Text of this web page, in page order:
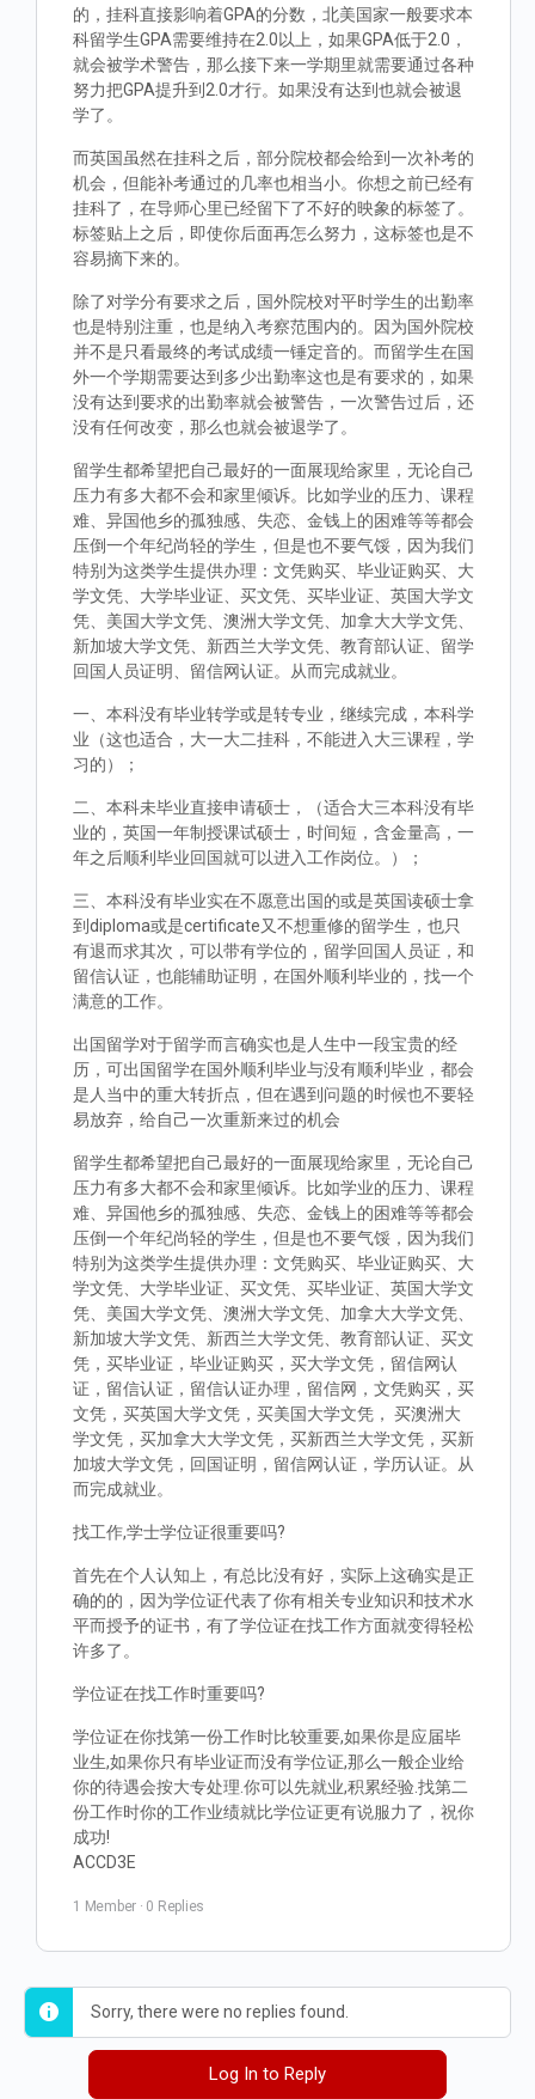
的，挂科直接影响着GPA的分数，北美国家一般要求本
科留学生GPA需要维持在2.0以上，如果GPA低于2.0，
就会被学术警告，那么接下来一学期里就需要通过各种
努力把GPA提升到2.0才行。如果没有达到也就会被退
学了。
而英国虽然在挂科之后，部分院校都会给到一次补考的
机会，但能补考通过的几率也相当小。你想之前已经有
挂科了，在导师心里已经留下了不好的映象的标签了。
标签贴上之后，即使你后面再怎么努力，这标签也是不
容易摘下来的。
除了对学分有要求之后，国外院校对平时学生的出勤率
也是特别注重，也是纳入考察范围内的。因为国外院校
并不是只看最终的考试成绩一锤定音的。而留学生在国
外一个学期需要达到多少出勤率这也是有要求的，如果
没有达到要求的出勤率就会被警告，一次警告过后，还
没有任何改变，那么也就会被退学了。
留学生都希望把自己最好的一面展现给家里，无论自己
压力有多大都不会和家里倾诉。比如学业的压力、课程
难、异国他乡的孤独感、失恋、金钱上的困难等等都会
压倒一个年纪尚轻的学生，但是也不要气馁，因为我们
特别为这类学生提供办理：文凭购买、毕业证购买、大
学文凭、大学毕业证、买文凭、买毕业证、英国大学文
凭、美国大学文凭、澳洲大学文凭、加拿大大学文凭、
新加坡大学文凭、新西兰大学文凭、教育部认证、留学
回国人员证明、留信网认证。从而完成就业。
一、本科没有毕业转学或是转专业，继续完成，本科学
业（这也适合，大一大二挂科，不能进入大三课程，学
习的）；
二、本科未毕业直接申请硕士，（适合大三本科没有毕
业的，英国一年制授课试硕士，时间短，含金量高，一
年之后顺利毕业回国就可以进入工作岗位。）；
三、本科没有毕业实在不愿意出国的或是英国读硕士拿
到diploma或是certificate又不想重修的留学生，也只
有退而求其次，可以带有学位的，留学回国人员证，和
留信认证，也能辅助证明，在国外顺利毕业的，找一个
满意的工作。
出国留学对于留学而言确实也是人生中一段宝贵的经
历，可出国留学在国外顺利毕业与没有顺利毕业，都会
是人当中的重大转折点，但在遇到问题的时候也不要轻
易放弃，给自己一次重新来过的机会
留学生都希望把自己最好的一面展现给家里，无论自己
压力有多大都不会和家里倾诉。比如学业的压力、课程
难、异国他乡的孤独感、失恋、金钱上的困难等等都会
压倒一个年纪尚轻的学生，但是也不要气馁，因为我们
特别为这类学生提供办理：文凭购买、毕业证购买、大
学文凭、大学毕业证、买文凭、买毕业证、英国大学文
凭、美国大学文凭、澳洲大学文凭、加拿大大学文凭、
新加坡大学文凭、新西兰大学文凭、教育部认证、买文
凭，买毕业证，毕业证购买，买大学文凭，留信网认
证，留信认证，留信认证办理，留信网，文凭购买，买
文凭，买英国大学文凭，买美国大学文凭， 买澳洲大
学文凭，买加拿大大学文凭，买新西兰大学文凭，买新
加坡大学文凭，回国证明，留信网认证，学历认证。从
而完成就业。
找工作,学士学位证很重要吗?
首先在个人认知上，有总比没有好，实际上这确实是正
确的的，因为学位证代表了你有相关专业知识和技术水
平而授予的证书，有了学位证在找工作方面就变得轻松
许多了。
学位证在找工作时重要吗?
学位证在你找第一份工作时比较重要,如果你是应届毕
业生,如果你只有毕业证而没有学位证,那么一般企业给
你的待遇会按大专处理.你可以先就业,积累经验.找第二
份工作时你的工作业绩就比学位证更有说服力了，祝你
成功!
ACCD3E
1 Member · 0 Replies
Sorry, there were no replies found.
Log In to Reply